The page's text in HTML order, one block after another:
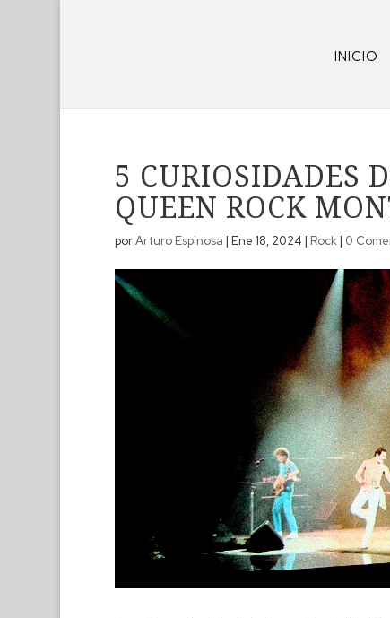
INICIO
5 CURIOSIDADES
QUEEN ROCK
porArturo Espinosa | Ene 18, 2024 | Rock| 0